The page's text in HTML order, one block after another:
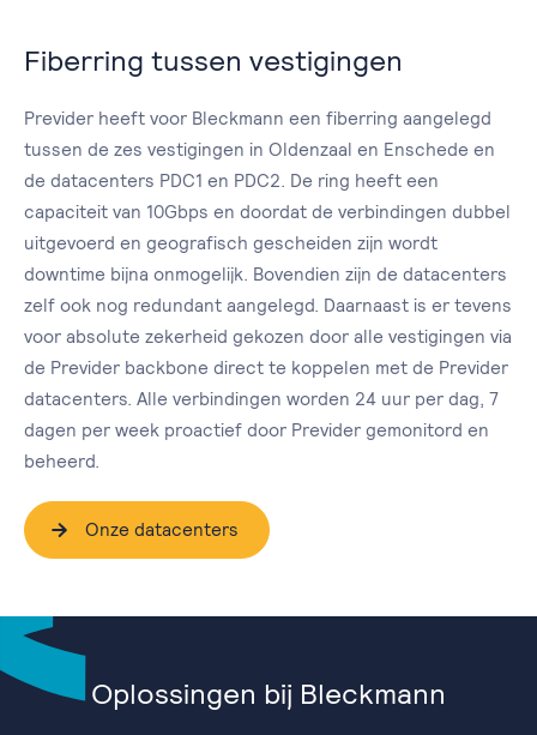
Fiberring tussen vestigingen
Previder heeft voor Bleckmann een fiberring aangelegd
tussen de zes vestigingen in Oldenzaal en Enschede en
de datacenters PDC1 en PDC2. De ring heeft een
capaciteit van 10Gbps en doordat de verbindingen dubbel
uitgevoerd en geografisch gescheiden zijn wordt
downtime bijna onmogelijk. Bovendien zijn de datacenters
zelf ook nog redundant aangelegd. Daarnaast is er tevens
voor absolute zekerheid gekozen door alle vestigingen via
de Previder backbone direct te koppelen met de Previder
datacenters. Alle verbindingen worden 24 uur per dag, 7
dagen per week proactief door Previder gemonitord en
beheerd.
Onze datacenters
Oplossingen bij Bleckmann